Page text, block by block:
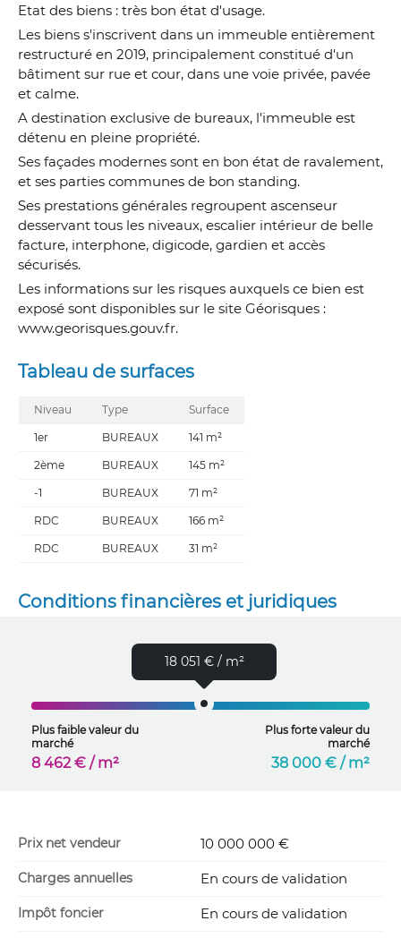
Etat des biens : très bon état d'usage.
Les biens s'inscrivent dans un immeuble entièrement
restructuré en 2019, principalement constitué d'un
bâtiment sur rue et cour, dans une voie privée, pavée
et calme.
A destination exclusive de bureaux, l'immeuble est
détenu en pleine propriété.
Ses façades modernes sont en bon état de ravalement,
et ses parties communes de bon standing.
Ses prestations générales regroupent ascenseur
desservant tous les niveaux, escalier intérieur de belle
facture, interphone, digicode, gardien et accès
sécurisés.
Les informations sur les risques auxquels ce bien est
exposé sont disponibles sur le site Géorisques :
www.georisques.gouv.fr.
Tableau de surfaces
Niveau Type Surface
1er BUREAUX 141 m²
2ème BUREAUX 145 m²
-1 BUREAUX 71 m²
RDC BUREAUX 166 m²
RDC BUREAUX 31 m²
Conditions financières et juridiques
18 051 € / m²
Plus faible valeur du
marché
8 462 € / m²
Plus forte valeur du
marché
38 000 € / m²
Prix net vendeur 10 000 000 €
Charges annuelles En cours de validation
Impôt foncier En cours de validation